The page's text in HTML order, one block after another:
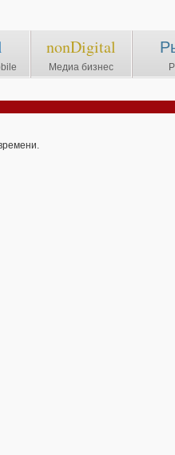
nonDigital
Медиа бизнес